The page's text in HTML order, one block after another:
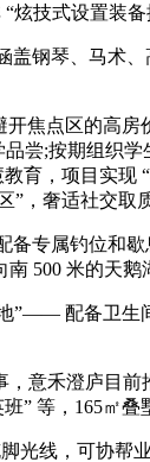
技式设置装备
钢琴、马术
点区的高房
尝;按期组织
育，项目实
，奢适社交取
属钓位和
500 米的天
配备卫生
禾澄庐目前
等，165㎡
线，可协帮